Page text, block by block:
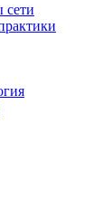
сети